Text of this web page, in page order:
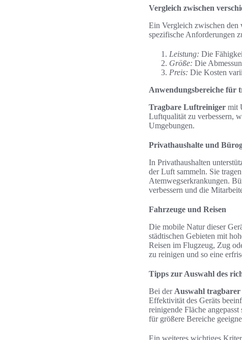
Vergleich zwischen
Ein Vergleich zwischen den
spezifische Anforderungen
Leistung: Die
Größe: Die
Preis: Die Kosten
Anwendungsbereiche für
Tragbare Luftreiniger mit
Luftqualität zu verbessern,
Umgebungen.
Privathaushalte und
In Privathaushalten
der Luft sammeln. Sie
Atemwegserkrankungen.
verbessern und die
Fahrzeuge und Reisen
Die mobile Natur dieser
städtischen Gebieten mit
Reisen im Flugzeug, Zug
zu reinigen und so eine
Tipps zur Auswahl des
Bei der Auswahl
Effektivität des Geräts
reinigende Fläche
für größere Bereiche
Ein weiteres wichtiges